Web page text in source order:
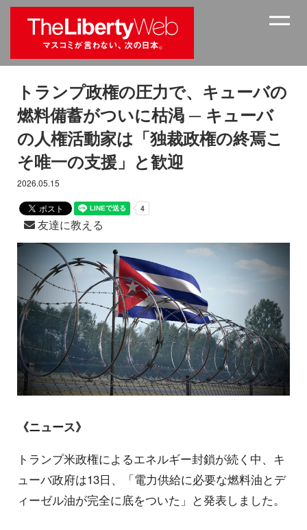
トランプ政権の圧力で、キューバの
燃料備蓄がついに枯渇 ─ キューバ
の人権活動家は「独裁政権の終焉こ
そ唯一の支援」と歓迎
2026.05.15
友達に教える
《ニュース》
トランプ米政権によるエネルギー封鎖が続く中、キ
ューバ政府は13日、「電力供給に必要な燃料油とデ
ィーゼル油が完全に底をついた」と発表しました。